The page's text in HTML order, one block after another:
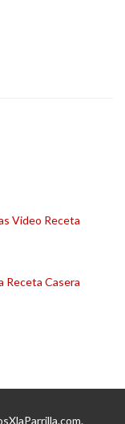
Video Receta
Receta Casera